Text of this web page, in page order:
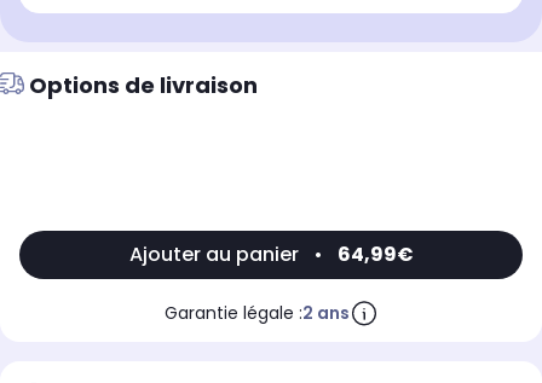
Options de livraison
Ajouter au panier • 64,99€
Garantie légale :2 ans